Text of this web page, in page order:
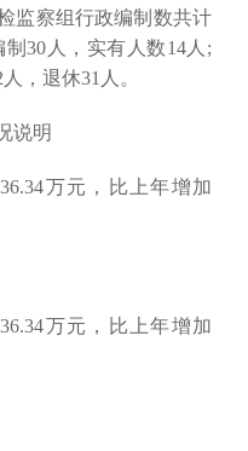
监察组行政编制数共计
30人，实有人数14人;
，退休31人。
说明
万元，比上年增加
万元，比上年增加